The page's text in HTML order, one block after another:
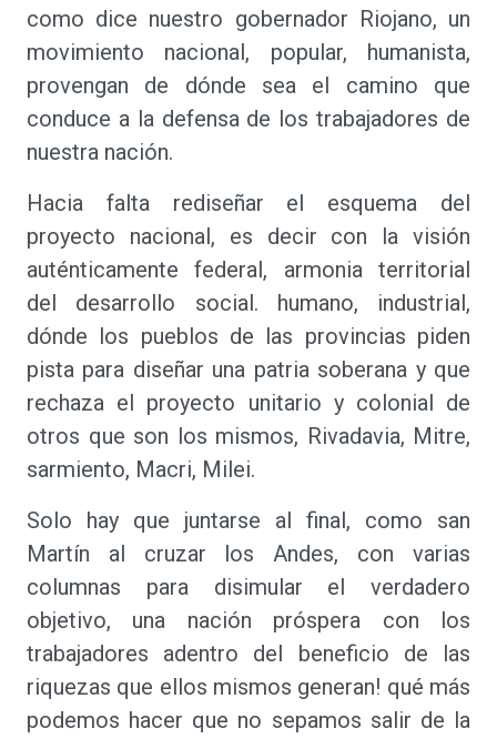
como dice nuestro gobernador Riojano, un
movimiento nacional, popular, humanista,
provengan de dónde sea el camino que
conduce a la defensa de los trabajadores de
nuestra nación.
Hacia falta rediseñar el esquema del
proyecto nacional, es decir con la visión
auténticamente federal, armonia territorial
del desarrollo social. humano, industrial,
dónde los pueblos de las provincias piden
pista para diseñar una patria soberana y que
rechaza el proyecto unitario y colonial de
otros que son los mismos, Rivadavia, Mitre,
sarmiento, Macri, Milei.
Solo hay que juntarse al final, como san
Martín al cruzar los Andes, con varias
columnas para disimular el verdadero
objetivo, una nación próspera con los
trabajadores adentro del beneficio de las
riquezas que ellos mismos generan! qué más
podemos hacer que no sepamos salir de la